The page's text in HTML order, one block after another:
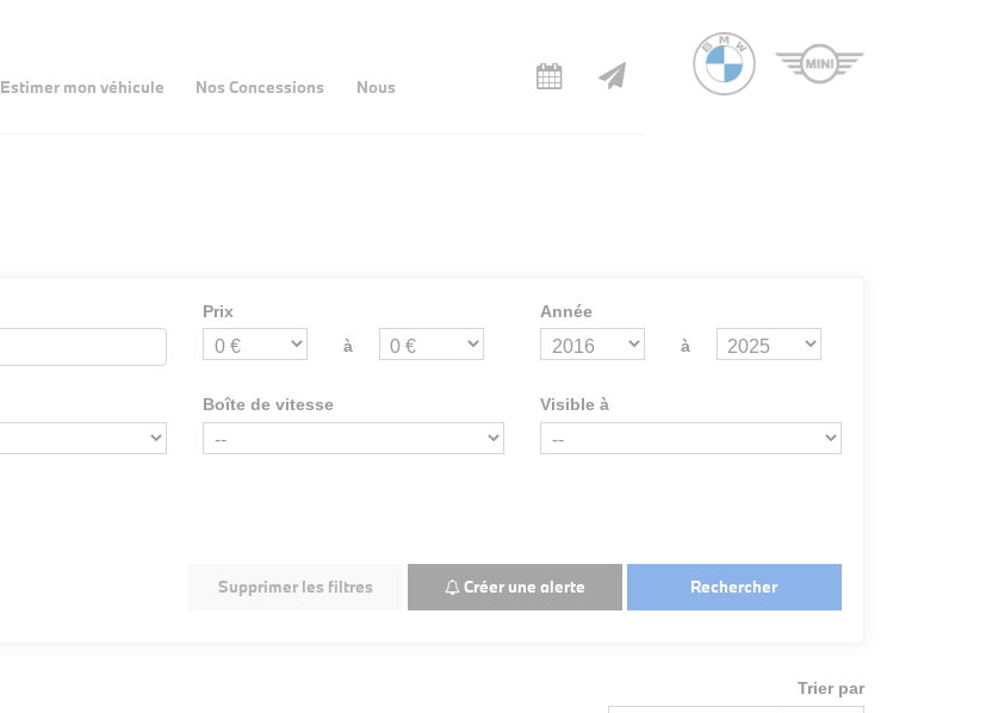
Estimer mon véhicule Nos Concessions
Nous
Prix
à
Année
à
Boîte de vitesse Visible à
Supprimer les filtres Créer une alerte Rechercher
Trier par